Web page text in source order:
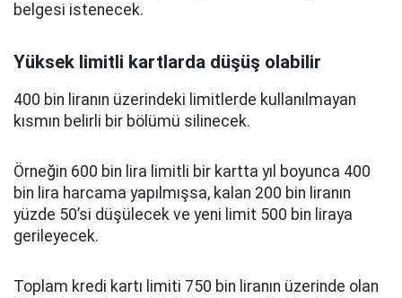
belgesi istenecek.
Yüksek limitli kartlarda düşüş olabilir
400 bin liranın üzerindeki limitlerde kullanılmayan
kısmın belirli bir bölümü silinecek.
Örneğin 600 bin lira limitli bir kartta yıl boyunca 400
bin lira harcama yapılmışsa, kalan 200 bin liranın
yüzde 50’si düşülecek ve yeni limit 500 bin liraya
gerileyecek.
Toplam kredi kartı limiti 750 bin liranın üzerinde olan